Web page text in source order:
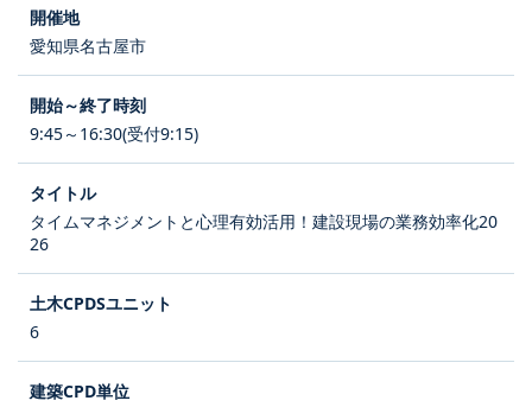
愛知県名古屋市
9:45～16:30(受付9:15)
タイムマネジメントと心理有効活用！建設現場の業務効率化20
26
6